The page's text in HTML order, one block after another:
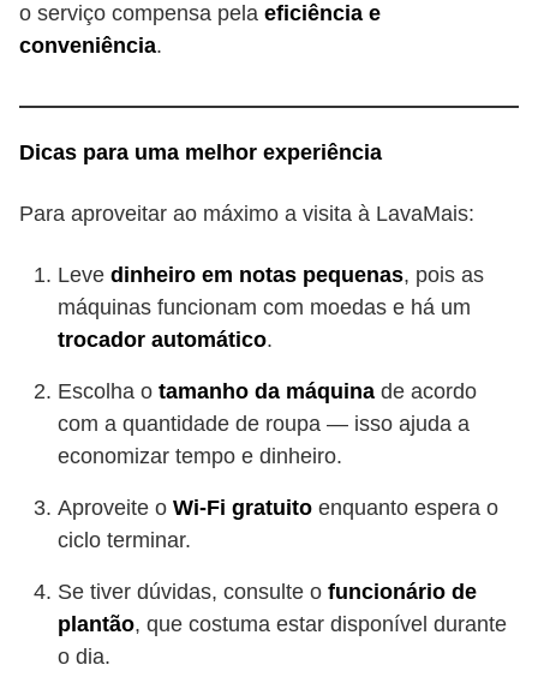
o serviço compensa pela eficiência e
conveniência.
Dicas para uma melhor experiência
Para aproveitar ao máximo a visita à LavaMais:
Leve dinheiro em notas pequenas, pois as
máquinas funcionam com moedas e há um
trocador automático.
Escolha o tamanho da máquina de acordo
com a quantidade de roupa — isso ajuda a
economizar tempo e dinheiro.
Aproveite o Wi-Fi gratuito enquanto espera o
ciclo terminar.
Se tiver dúvidas, consulte o funcionário de
plantão, que costuma estar disponível durante
o dia.